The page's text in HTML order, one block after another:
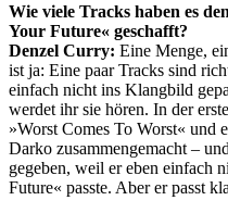
Wie viele Tracks haben es
Your Future« geschafft?
Denzel Curry: Eine Menge,
ist ja: Eine paar Tracks sind
einfach nicht ins Klangbild
werdet ihr sie hören. In der
»Worst Comes To Worst« und
Darko zusammengemacht –
gegeben, weil er eben einfach
Future« passte. Aber er passt